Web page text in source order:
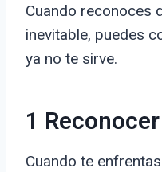
Cuando reconoces
inevitable, puedes
ya no te sirve.
1
Cuando te